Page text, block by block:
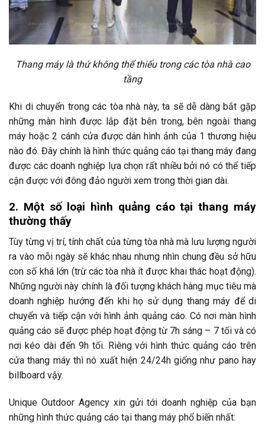
Thang máy là thứ không thể thiếu trong các tòa nhà cao
tầng
Khi di chuyển trong các tòa nhà này, ta sẽ dễ dàng bắt gặp
những màn hình được lắp đặt bên trong, bên ngoài thang
máy hoặc 2 cánh cửa được dán hình ảnh của 1 thương hiệu
nào đó. Đây chính là hình thức quảng cáo tại thang máy đang
được các doanh nghiệp lựa chọn rất nhiều bởi nó có thể tiếp
cận được với đông đảo người xem trong thời gian dài.
2. Một số loại hình quảng cáo tại thang máy
thường thấy
Tùy từng vị trí, tính chất của từng tòa nhà mà lưu lượng người
ra vào mỗi ngày sẽ khác nhau nhưng nhìn chung đều sở hữu
con số khá lớn (trừ các tòa nhà ít được khai thác hoạt động).
Những người này chính là đối tượng khách hàng mục tiêu mà
doanh nghiệp hướng đến khi họ sử dụng thang máy để di
chuyển và tiếp cận với hình ảnh quảng cáo. Có nơi màn hình
quảng cáo sẽ được phép hoạt động từ 7h sáng – 7 tối và có
nơi kéo dài đến 9h tối. Riêng với hình thức quảng cáo trên
cửa thang máy thì nó xuất hiện 24/24h giống như pano hay
billboard vậy.
Unique Outdoor Agency xin gửi tới doanh nghiệp của bạn
những hình thức quảng cáo tại thang máy phổ biến nhất: